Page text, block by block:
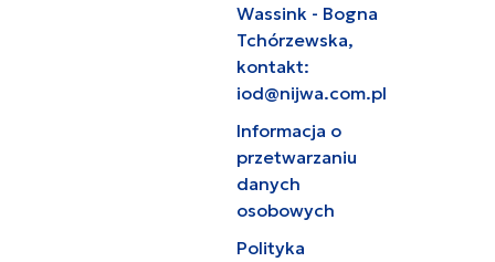
Wassink - Bogna
Tchórzewska,
kontakt:
iod@nijwa.com.pl
Informacja o
przetwarzaniu
danych
osobowych
Polityka